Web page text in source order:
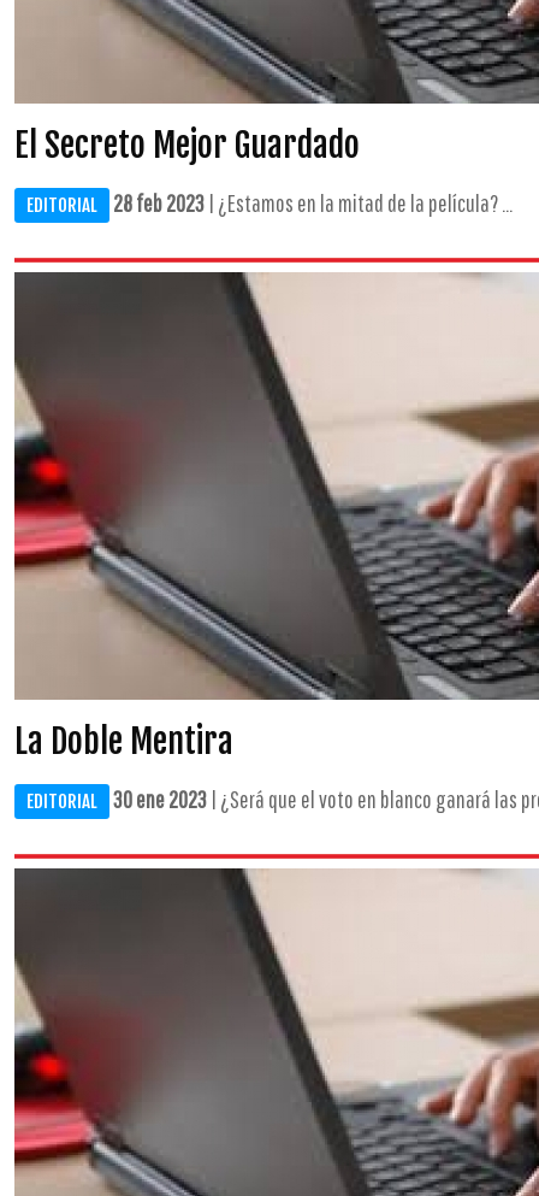
El Secreto Mejor Guardado
EDITORIAL 28 feb 2023 | ¿Estamos en la mitad de la película? ...
La Doble Mentira
EDITORIAL 30 ene 2023 | ¿Será que el voto en blanco ganará las